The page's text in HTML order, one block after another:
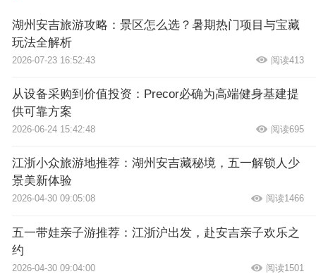
湖州安吉旅游攻略：景区怎么选？暑期热门项目与宝藏
玩法全解析
2026-07-23 16:52:43 阅读413
从设备采购到价值投资：Precor必确为高端健身基建提
供可靠方案
2026-06-24 15:42:48 阅读695
江浙小众旅游地推荐：湖州安吉藏秘境，五一解锁人少
景美新体验
2026-04-30 09:05:08 阅读1466
五一带娃亲子游推荐：江浙沪出发，赴安吉亲子欢乐之
约
2026-04-30 09:04:00 阅读1501